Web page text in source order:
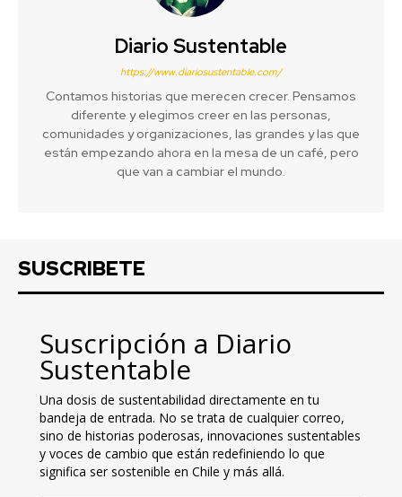
Diario Sustentable
https://www.diariosustentable.com/
Contamos historias que merecen crecer. Pensamos
diferente y elegimos creer en las personas,
comunidades y organizaciones, las grandes y las que
están empezando ahora en la mesa de un café, pero
que van a cambiar el mundo.
SUSCRIBETE
Suscripción a Diario
Sustentable
Una dosis de sustentabilidad directamente en tu
bandeja de entrada. No se trata de cualquier correo,
sino de historias poderosas, innovaciones sustentables
y voces de cambio que están redefiniendo lo que
significa ser sostenible en Chile y más allá.